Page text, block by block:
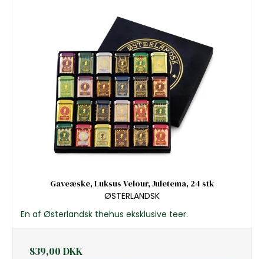
Gaveæske, Luksus Velour, Juletema, 24 stk
ØSTERLANDSK
En af Østerlandsk thehus eksklusive teer.
839,00 DKK